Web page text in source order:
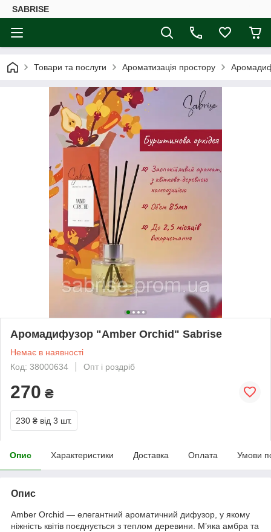
SABRISE
Товари та послуги Ароматизація простору
Аромадифузор "Amber Orchid" Sabrise
Немає в наявності
Код: 38000634
Опт і роздріб
270 ₴
230 ₴ від 3 шт.
Опис Характеристики Доставка Оплата Умови
Опис
Amber Orchid — елегантний ароматичний дифузор, у якому
ніжність квітів поєднується з теплом деревини. М’яка амбра та